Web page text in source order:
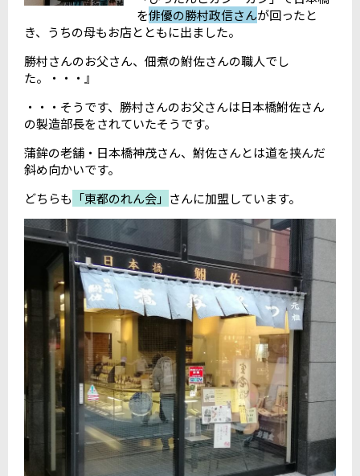
を俳優の勝村政信さんが回ったと
き、うちの母もお店とともに出ました。
勝村さんのお父さん、佃煮の鮒佐さんの職人でし
た。・・・』
・・・そうです、勝村さんのお父さんは日本橋鮒佐さん
の製造部長をされていたそうです。
蒲鉾の老舗・日本橋神茂さん、鮒佐さんとは道を挟んだ
斜め向かいです。
どちらも 「東都のれん会」 さんに加盟しています。